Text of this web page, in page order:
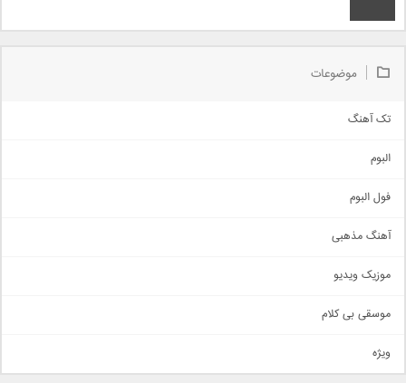
موضوعات
تک آهنگ
اجتماعی
حماسی
سنتی
اهنگ بندرعباسی
دمو
مذهبی
البوم
فول البوم
آهنگ مذهبی
موزیک ویدیو
موسقی بی کلام
ویژه